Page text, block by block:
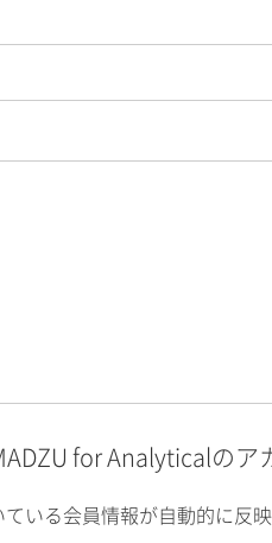
for Analyticalの
いる会員情報が自動的に反